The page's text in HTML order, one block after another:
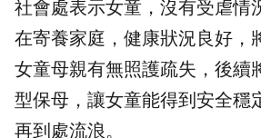
社會處表示女童，沒有受虐情
在寄養家庭，健康狀況良好，
女童母親有無照護疏失，後續
型保母，讓女童能得到安全穩
再到處流浪。